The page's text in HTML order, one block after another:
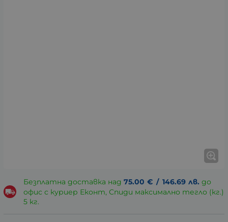
Безплатна доставка над 75.00 € / 146.69 лв. до
офис с куриер Еконт, Спиди максимално тегло (кг.)
5 кг.